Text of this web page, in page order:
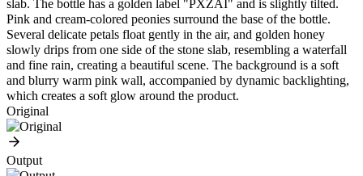
slab. The bottle has a golden label "PXZAI" and is slightly tilted.
Pink and cream-colored peonies surround the base of the bottle.
Several delicate petals float gently in the air, and golden honey
slowly drips from one side of the stone slab, resembling a waterfall
and fine rain, creating a beautiful scene. The background is a soft
and blurry warm pink wall, accompanied by dynamic backlighting,
which creates a soft glow around the product.
Original
Output